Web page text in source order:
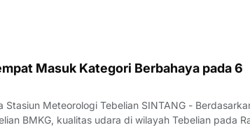
Masuk Kategori Berbahaya pada 6
Stasiun Meteorologi Tebelian SINTANG -
BMKG, kualitas udara di wilayah Tebelian pada
kategori BAIK hingga BERBAHAYA.Data pantauan